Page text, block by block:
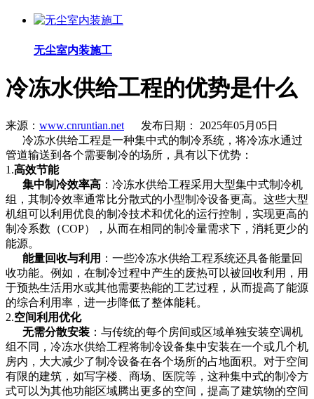
无尘室内装施工
冷冻水供给工程的优势是什么
来源： www.cnruntian.net发布日期： 2025年05月05日
冷冻水供给工程是一种集中式的制冷系统，将冷冻水通过
管道输送到各个需要制冷的场所，具有以下优势：
1.高效节能
集中制冷效率高 ：冷冻水供给工程采用大型集中式制冷机
组，其制冷效率通常比分散式的小型制冷设备更高。这些大型
机组可以利用优良的制冷技术和优化的运行控制，实现更高的
制冷系数（COP），从而在相同的制冷量需求下，消耗更少的
能源。
能量回收与利用 ：一些冷冻水供给工程系统还具备能量回
收功能。例如，在制冷过程中产生的废热可以被回收利用，用
于预热生活用水或其他需要热能的工艺过程，从而提高了能源
的综合利用率，进一步降低了整体能耗。
2.空间利用优化
无需分散安装 ：与传统的每个房间或区域单独安装空调机
组不同，冷冻水供给工程将制冷设备集中安装在一个或几个机
房内，大大减少了制冷设备在各个场所的占地面积。对于空间
有限的建筑，如写字楼、商场、医院等，这种集中式的制冷方
式可以为其他功能区域腾出更多的空间，提高了建筑物的空间